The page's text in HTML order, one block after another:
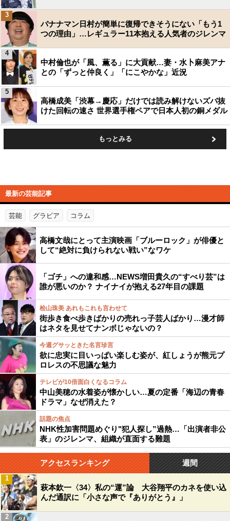
バナナマン日村が簡単に復帰できそうにない「もう1
つの理由」…レギュラー11本抱える人気者のジレンマ
3
中村倫也が「風、薫る」に大貢献…妻・水卜麻美アナ
との「ずっと仲良く」「にこやかな」近況
4
高橋成美「渋幕→慶応」だけでは読み解けないズバ抜
けた回転の速さ 世界選手権ペアで日本人初の銅メダル
5
もっとみる
最新の芸能記事
芸能 グラビア コラム
高橋文哉にとって主演映画「ブルーロック」が俳優と
して“絶対に負けられない戦い”なワケ
「ゴチ」への違和感…NEWS増田貴久の“すべり芸”は
誰が悪いのか？ ナイナイが抱える27年目の課題
桧山珠美 あれもこれも言わせて
街歩き食べ歩きばかりの売れっ子芸人ばかり…漫才師
はネタを見せてナンボじゃないの？
今週グサッときた名言珍言
欲に忠実に目いっぱい楽しむ姿が、紅しょうが熊元プ
ロレスの不思議な魅力
テレビが10倍面白くなるコラム
中山美穂の水着姿が懐かしい…夏の定番「海辺の青春
ドラマ」なぜ消えた？
話題の焦点
NHK性加害問題めぐり"犯人探し”過熱…「出演者非公
表」のジレンマ、組織が直面する難題
アクセスランキング 週間
萩本欽一〈34〉私の“運”論 大谷翔平のカネを使い込
んだ通訳に「小さな声で『ありがとう』」
1
2